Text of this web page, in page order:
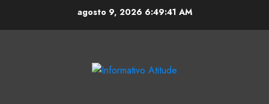
agosto 9, 2026 6:49:42 AM